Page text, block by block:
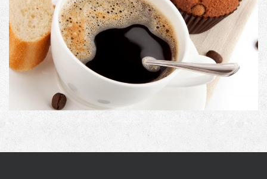
PRODUCT CODE
Image with Lightbox